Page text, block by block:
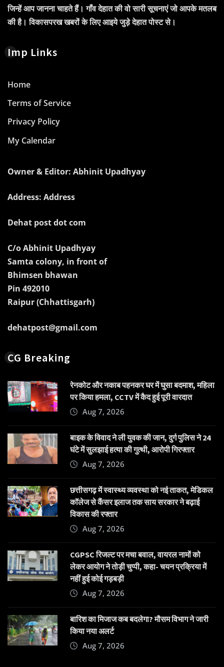
जिन्हें आप जानना चाहते हैं। गाँव देहात की वो सारी सूचनाएं जो आपके मतलब
की है। विकासपरख खबरों के लिए आइये जुड़े देहात पोस्ट से।
Imp Links
Home
Terms of Service
Privacy Policy
My Calendar
Owner & Editor: Abhinit Upadhyay
Address: Address
Dehat post dot com
C/o Abhinit Upadhyay
Samta colony, in front of
Bhimsen bhawan
Pin 492010
Raipur (Chhattisgarh)
dehatpost@gmail.com
CG Breaking
रेनकोट और नकाब पहनकर घर में घुसा बदमाश, महिला
पर किया हमला, CCTV में कैद हुई पूरी वारदात
Aug 7, 2026
बाइक के विवाद ने ली युवक की जान, दुर्ग पुलिस ने 24
घंटे में सुलझाई हत्या की गुत्थी, आरोपी गिरफ्तार
Aug 7, 2026
छत्तीसगढ़ में स्वास्थ्य व्यवस्था को नई ताकत, मेडिकल
कॉलेज से कैंसर इलाज तक साय सरकार ने बढ़ाई
विकास की रफ्तार
Aug 7, 2026
CGPSC रिजल्ट पर मचा बवाल, वायरल नामों को
लेकर आयोग ने तोड़ी चुप्पी, कहा- चयन प्रक्रिया में
नहीं हुई कोई गड़बड़ी
Aug 7, 2026
बारिश का मिजाज कब बदलेगा? मौसम विभाग ने जारी
किया नया अलर्ट
Aug 7, 2026